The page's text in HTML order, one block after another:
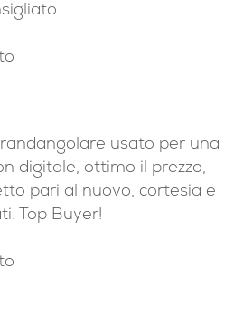
usato per una
digitale, ottimo il prezzo,
pari al nuovo, cortesia e
Top Buyer!